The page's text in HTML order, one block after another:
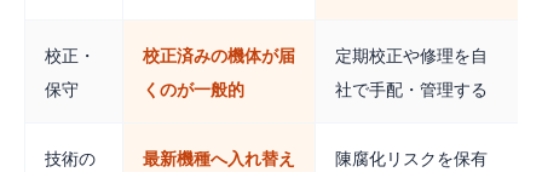
校正・
保守
校正済みの機体が届
くのが一般的
定期校正や修理を自
社で手配・管理する
技術の
最新機種へ入れ替え
陳腐化リスクを保有